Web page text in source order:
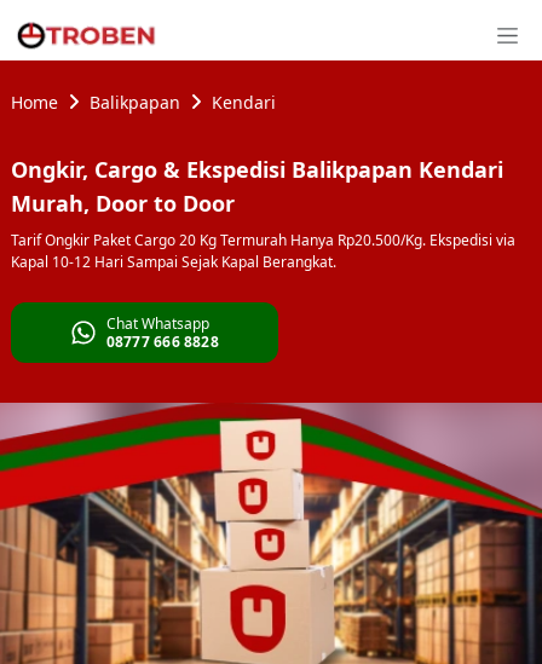
Home Balikpapan Kendari
Ongkir, Cargo & Ekspedisi Balikpapan Kendari
Murah, Door to Door
Tarif Ongkir Paket Cargo 20 Kg Termurah Hanya Rp20.500/Kg. Ekspedisi via
Kapal 10-12 Hari Sampai Sejak Kapal Berangkat.
Chat Whatsapp
08777 666 8828